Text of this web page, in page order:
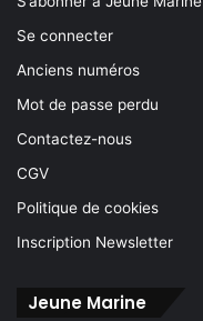
Se connecter
Anciens numéros
Mot de passe perdu
Contactez-nous
CGV
Politique de cookies
Inscription Newsletter
Jeune Marine